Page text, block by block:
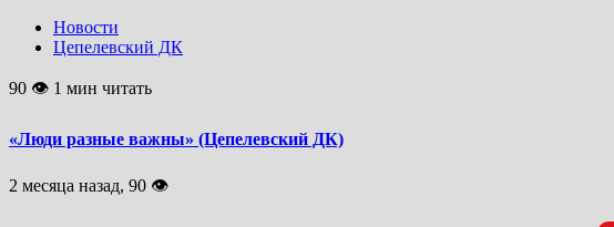
Новости
Цепелевский ДК
90 👁 1 мин читать
«Люди разные важны» (Цепелевский ДК)
2 месяца назад, 90 👁